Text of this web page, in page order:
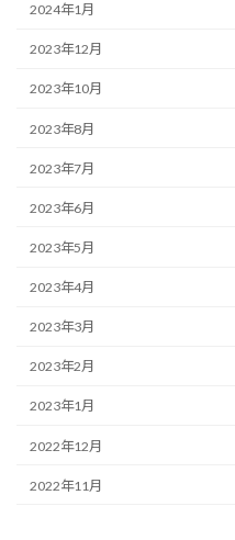
2024年1月
2023年12月
2023年10月
2023年8月
2023年7月
2023年6月
2023年5月
2023年4月
2023年3月
2023年2月
2023年1月
2022年12月
2022年11月